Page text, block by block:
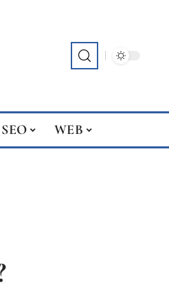
SEO WEB